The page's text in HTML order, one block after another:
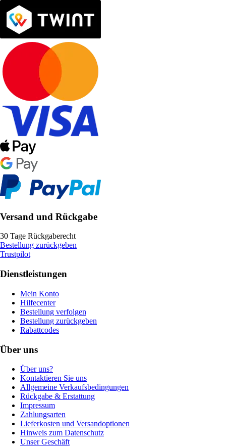
Versand und Rückgabe
30 Tage Rückgaberecht
Bestellung zurückgeben
Trustpilot
Dienstleistungen
Mein Konto
Hilfecenter
Bestellung verfolgen
Bestellung zurückgeben
Rabattcodes
Über uns
Über uns?
Kontaktieren Sie uns
Allgemeine Verkaufsbedingungen
Rückgabe & Erstattung
Impressum
Zahlungsarten
Lieferkosten und Versandoptionen
Hinweis zum Datenschutz
Unser Geschäft